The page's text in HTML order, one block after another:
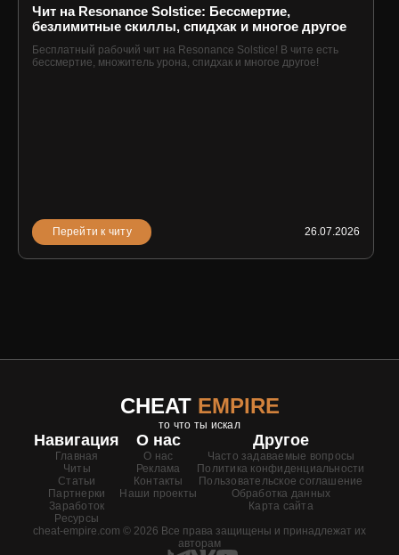
Чит на Resonance Solstice: Бессмертие,
безлимитные скиллы, спидхак и многое другое
Бесплатный рабочий чит на Resonance Solstice! В чите есть
бессмертие, множитель урона, спидхак и многое другое!
Перейти к читу 26.07.2026
CHEAT EMPIRE
то что ты искал
Навигация
Главная
Читы
Статьи
Партнерки
Заработок
Ресурсы
О нас
О нас
Реклама
Контакты
Наши проекты
Другое
Часто задаваемые вопросы
Политика конфиденциальности
Пользовательское соглашение
Обработка данных
Карта сайта
cheat-empire.com © 2026 Все права защищены и принадлежат их
авторам